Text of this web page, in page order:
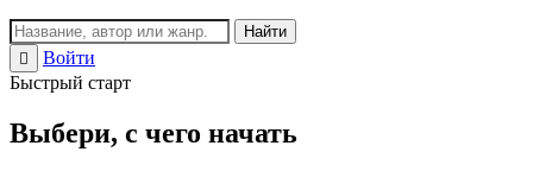
Найти
Войти
Быстрый старт
Выбери, с чего начать